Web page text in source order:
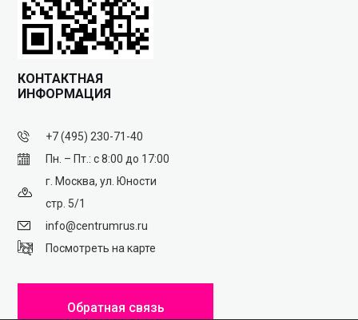
КОНТАКТНАЯ
ИНФОРМАЦИЯ
+7 (495) 230-71-40
Пн. – Пт.: с 8:00 до 17:00
г. Москва, ул. Юности
стр. 5/1
info@centrumrus.ru
Посмотреть на карте
Обратная связь